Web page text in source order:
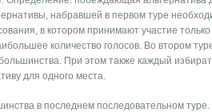
набравшей в первом туре
в котором принимают участие
количество голосов. Во втором
При этом также каждый
для одного места.
в последнем последовательном туре.